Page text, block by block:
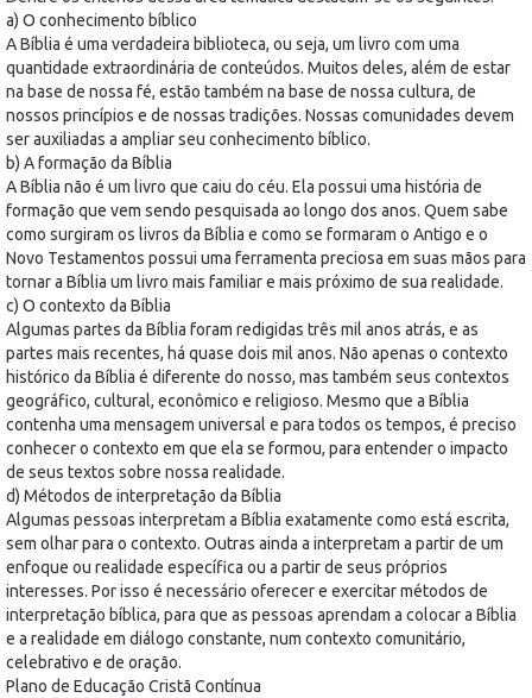
a) O conhecimento bíblico
A Bíblia é uma verdadeira biblioteca, ou seja, um livro com uma
quantidade extraordinária de conteúdos. Muitos deles, além de estar
na base de nossa fé, estão também na base de nossa cultura, de
nossos princípios e de nossas tradições. Nossas comunidades devem
ser auxiliadas a ampliar seu conhecimento bíblico.
b) A formação da Bíblia
A Bíblia não é um livro que caiu do céu. Ela possui uma história de
formação que vem sendo pesquisada ao longo dos anos. Quem sabe
como surgiram os livros da Bíblia e como se formaram o Antigo e o
Novo Testamentos possui uma ferramenta preciosa em suas mãos para
tornar a Bíblia um livro mais familiar e mais próximo de sua realidade.
c) O contexto da Bíblia
Algumas partes da Bíblia foram redigidas três mil anos atrás, e as
partes mais recentes, há quase dois mil anos. Não apenas o contexto
histórico da Bíblia é diferente do nosso, mas também seus contextos
geográfico, cultural, econômico e religioso. Mesmo que a Bíblia
contenha uma mensagem universal e para todos os tempos, é preciso
conhecer o contexto em que ela se formou, para entender o impacto
de seus textos sobre nossa realidade.
d) Métodos de interpretação da Bíblia
Algumas pessoas interpretam a Bíblia exatamente como está escrita,
sem olhar para o contexto. Outras ainda a interpretam a partir de um
enfoque ou realidade específica ou a partir de seus próprios
interesses. Por isso é necessário oferecer e exercitar métodos de
interpretação bíblica, para que as pessoas aprendam a colocar a Bíblia
e a realidade em diálogo constante, num contexto comunitário,
celebrativo e de oração.
Plano de Educação Cristã Contínua